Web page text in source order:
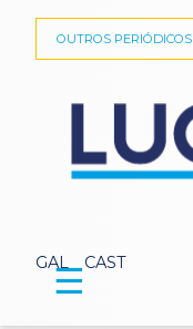
GAL CAST
OUTROS PERIÓDICOS
☰